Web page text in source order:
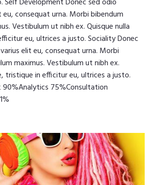
consequat urna. Morbi bibendum
Vestibulum ut nibh ex. Quisque nulla
eu, ultrices a justo. Sociality Donec
elit eu, consequat urna. Morbi
maximus. Vestibulum ut nibh ex.
tristique in efficitur eu, ultrices a justo.
90%Analytics 75%Consultation